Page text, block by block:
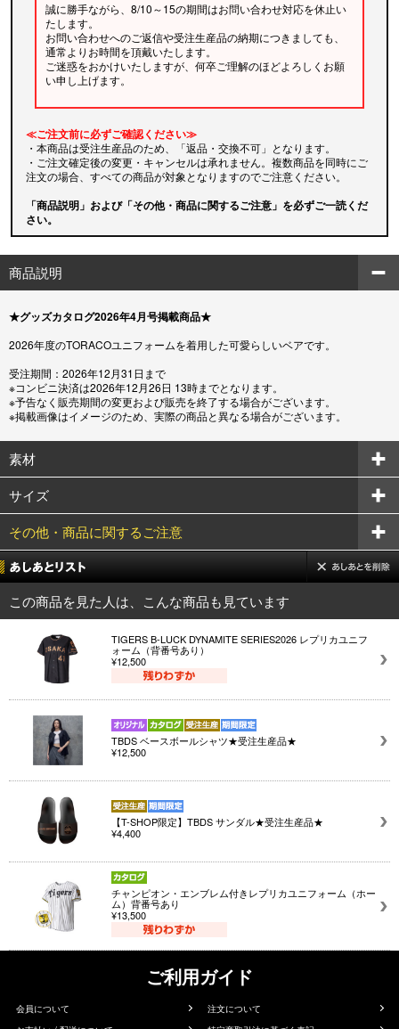
誠に勝手ながら、8/10～15の期間はお問い合わせ対応を休止い
たします。
お問い合わせへのご返信や受注生産品の納期につきましても、
通常よりお時間を頂戴いたします。
ご迷惑をおかけいたしますが、何卒ご理解のほどよろしくお願
い申し上げます。
≪ご注文前に必ずご確認ください≫
・本商品は受注生産品のため、「返品・交換不可」となります。
・ご注文確定後の変更・キャンセルは承れません。複数商品を同時にご
注文の場合、すべての商品が対象となりますのでご注意ください。
「商品説明」および「その他・商品に関するご注意」を必ずご一読くだ
さい。
商品説明
★グッズカタログ2026年4月号掲載商品★
2026年度のTORACOユニフォームを着用した可愛らしいベアです。
受注期間：2026年12月31日まで
※コンビニ決済は2026年12月26日 13時までとなります。
※予告なく販売期間の変更および販売を終了する場合がございます。
※掲載画像はイメージのため、実際の商品と異なる場合がございます。
素材
サイズ
その他・商品に関するご注意
この商品を見た人は、こんな商品も見ています
TIGERS B-LUCK DYNAMITE SERIES2026 レプリカユニフ
ォーム（背番号あり）
¥12,500
TBDS ベースボールシャツ★受注生産品★
¥12,500
【T-SHOP限定】TBDS サンダル★受注生産品★
¥4,400
チャンピオン・エンブレム付きレプリカユニフォーム（ホー
ム）背番号あり
¥13,500
ご利用ガイド
会員について
注文について